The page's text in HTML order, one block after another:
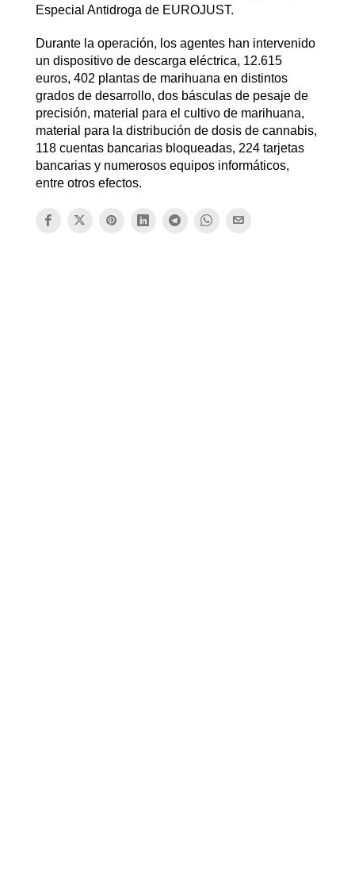
Especial Antidroga de EUROJUST.
Durante la operación, los agentes han intervenido
un dispositivo de descarga eléctrica, 12.615
euros, 402 plantas de marihuana en distintos
grados de desarrollo, dos básculas de pesaje de
precisión, material para el cultivo de marihuana,
material para la distribución de dosis de cannabis,
118 cuentas bancarias bloqueadas, 224 tarjetas
bancarias y numerosos equipos informáticos,
entre otros efectos.